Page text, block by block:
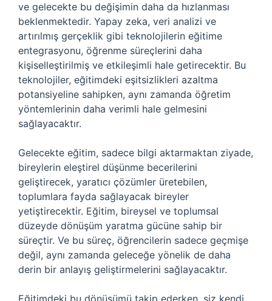
ve gelecekte bu değişimin daha da hızlanması
beklenmektedir. Yapay zeka, veri analizi ve
artırılmış gerçeklik gibi teknolojilerin eğitime
entegrasyonu, öğrenme süreçlerini daha
kişiselleştirilmiş ve etkileşimli hale getirecektir. Bu
teknolojiler, eğitimdeki eşitsizlikleri azaltma
potansiyeline sahipken, aynı zamanda öğretim
yöntemlerinin daha verimli hale gelmesini
sağlayacaktır.
Gelecekte eğitim, sadece bilgi aktarmaktan ziyade,
bireylerin eleştirel düşünme becerilerini
geliştirecek, yaratıcı çözümler üretebilen,
toplumlara fayda sağlayacak bireyler
yetiştirecektir. Eğitim, bireysel ve toplumsal
düzeyde dönüşüm yaratma gücüne sahip bir
süreçtir. Ve bu süreç, öğrencilerin sadece geçmişe
değil, aynı zamanda geleceğe yönelik de daha
derin bir anlayış geliştirmelerini sağlayacaktır.
Eğitimdeki bu dönüşümü takip ederken, siz kendi